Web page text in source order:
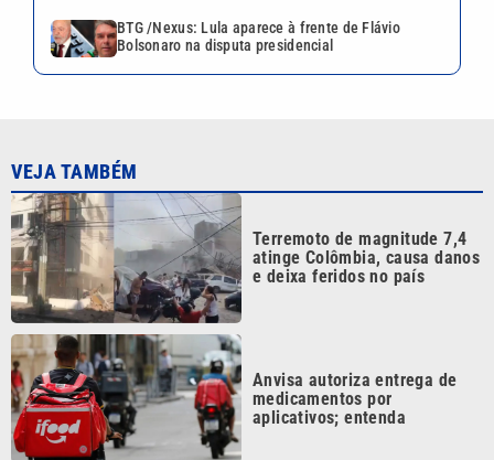
BTG /Nexus: Lula aparece à frente de Flávio
Bolsonaro na disputa presidencial
VEJA TAMBÉM
Terremoto de magnitude 7,4
atinge Colômbia, causa danos
e deixa feridos no país
Anvisa autoriza entrega de
medicamentos por
aplicativos; entenda